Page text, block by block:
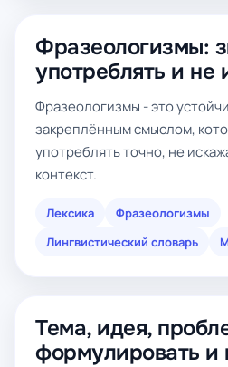
Фразеологизмы:
употреблять и не
Фразеологизмы - это
закреплённым смыслом,
употреблять точно, не
контекст.
Лексика
Фразеологизмы
Лингвистический словарь
Тема, идея,
формулировать и